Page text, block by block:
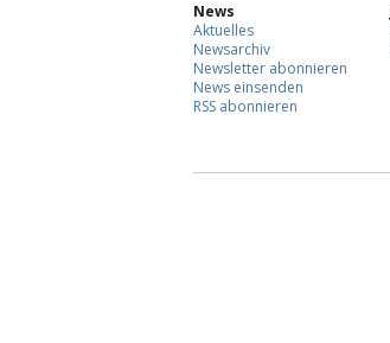
News
Aktuelles
Newsarchiv
Newsletter abonnieren
News einsenden
RSS abonnieren